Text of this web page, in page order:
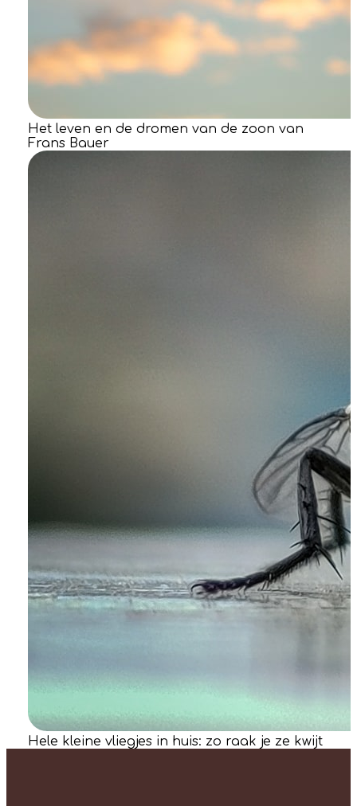
Het leven en de dromen van de zoon van
Frans Bauer
Hele kleine vliegjes in huis: zo raak je ze kwijt